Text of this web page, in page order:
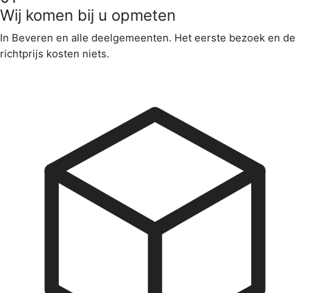
Wij komen bij u opmeten
In Beveren en alle deelgemeenten. Het eerste bezoek en de
richtprijs kosten niets.